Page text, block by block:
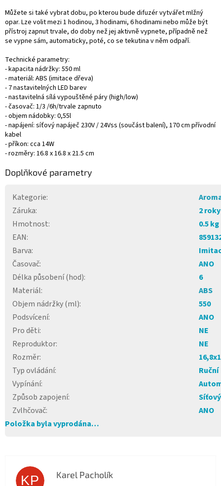
Můžete si také vybrat dobu, po kterou bude difuzér vytvářet mlžný
opar. Lze volit mezi 1 hodinou, 3 hodinami, 6 hodinami nebo může být
přístroj zapnut trvale, do doby než jej aktivně vypnete, případně než
se vypne sám, automaticky, poté, co se tekutina v něm odpaří.
Technické parametry:
- kapacita nádržky: 550 ml
- materiál: ABS (imitace dřeva)
- 7 nastavitelných LED barev
- nastavitelná sílá vypouštěné páry (high/low)
- časovač: 1/3 /6h/trvale zapnuto
- objem nádobky: 0,55l
- napájení: síťový napáječ 230V / 24Vss (součást balení), 170 cm přívodní
kabel
- příkon: cca 14W
- rozměry: 16.8 x 16.8 x 21.5 cm
Doplňkové parametry
Kategorie:
Záruka:
2 roky
Hmotnost:
0.5 kg
EAN:
Barva:
Časovač:
ANO
Délka působení (hod):
6
Materiál:
ABS
Objem nádržky (ml):
550
Podsvícení:
ANO
Pro děti:
NE
Reproduktor:
NE
Rozměr:
Typ ovládání:
Ruční
Vypínání:
Způsob zapojení:
Zvlhčovač:
ANO
Položka byla vyprodána…
KP Karel Pacholík